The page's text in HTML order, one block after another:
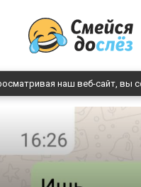
наш веб-сайт, вы